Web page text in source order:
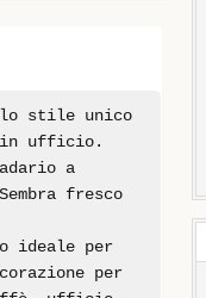
lo stile unico
in ufficio.
a
fresco
ideale per
per